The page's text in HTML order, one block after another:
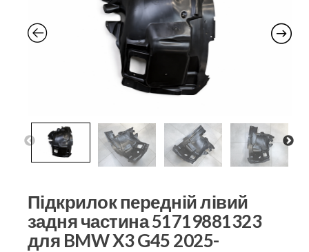
Підкрилок передній лівий
задня частина 51719881323
для BMW X3 G45 2025-